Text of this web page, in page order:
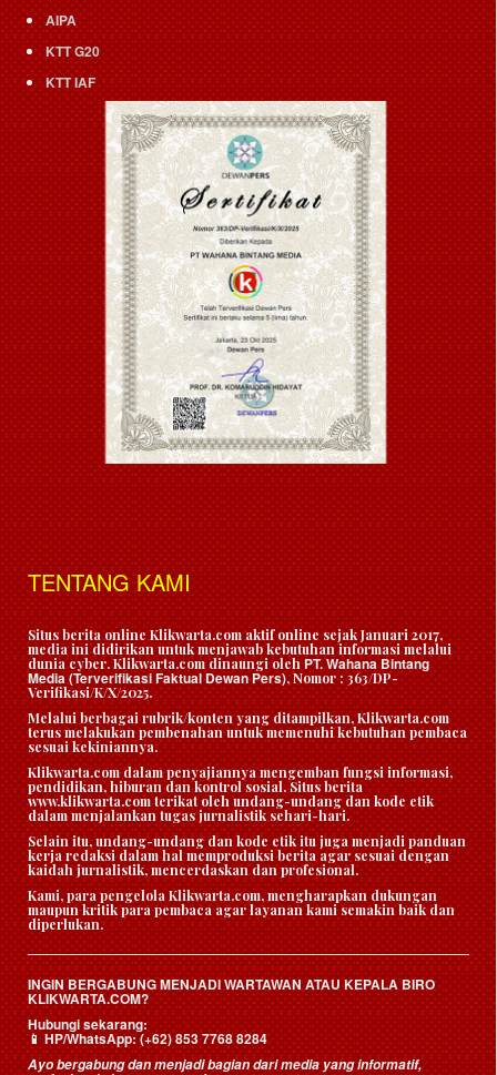
AIPA
KTT G20
KTT IAF
TENTANG KAMI
Situs berita online Klikwarta.com aktif online sejak Januari 2017,
media ini didirikan untuk menjawab kebutuhan informasi melalui
dunia cyber. Klikwarta.com dinaungi oleh PT. Wahana Bintang
Media (Terverifikasi Faktual Dewan Pers), Nomor : 363/DP-
Verifikasi/K/X/2025.
Melalui berbagai rubrik/konten yang ditampilkan, Klikwarta.com
terus melakukan pembenahan untuk memenuhi kebutuhan pembaca
sesuai kekiniannya.
Klikwarta.com dalam penyajiannya mengemban fungsi informasi,
pendidikan, hiburan dan kontrol sosial. Situs berita
www.klikwarta.com terikat oleh undang-undang dan kode etik
dalam menjalankan tugas jurnalistik sehari-hari.
Selain itu, undang-undang dan kode etik itu juga menjadi panduan
kerja redaksi dalam hal memproduksi berita agar sesuai dengan
kaidah jurnalistik, mencerdaskan dan profesional.
Kami, para pengelola Klikwarta.com, mengharapkan dukungan
maupun kritik para pembaca agar layanan kami semakin baik dan
diperlukan.
INGIN BERGABUNG MENJADI WARTAWAN ATAU KEPALA BIRO
KLIKWARTA.COM?
Hubungi sekarang:
📱HP/WhatsApp:(+62) 853 7768 8284
Ayo bergabung dan menjadi bagian dari media yang informatif,